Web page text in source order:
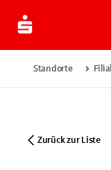
Standorte
Zurück zur Liste